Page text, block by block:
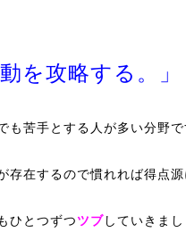
動を攻略する。」
も苦手とする人が多い分野で
存在するので慣れれば得点源
ひとつずつツブしていきまし